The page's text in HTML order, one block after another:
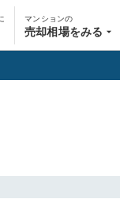
マンションの
売却相場をみる